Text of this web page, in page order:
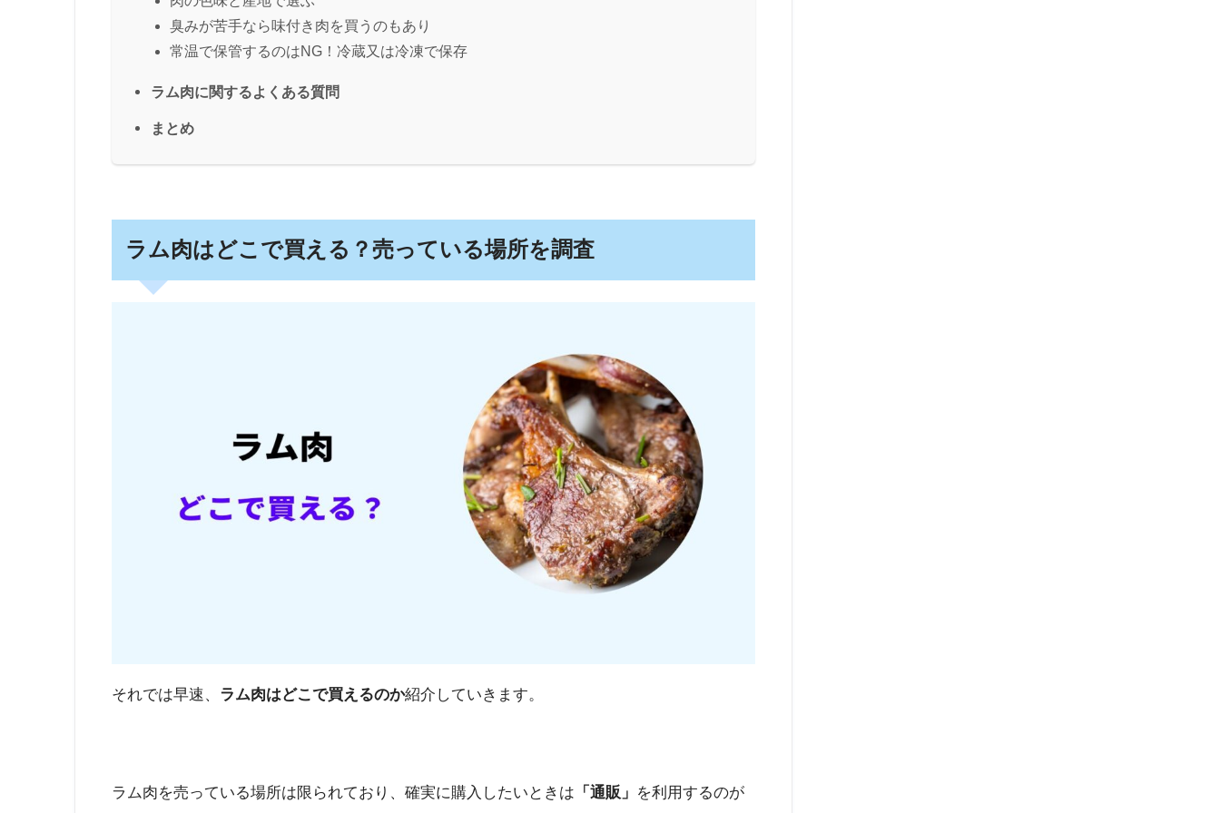
臭みが苦手なら味付き肉を買うのもあり
常温で保管するのはNG！冷蔵又は冷凍で保存
ラム肉に関するよくある質問
まとめ
ラム肉はどこで買える？売っている場所を調査
それでは早速、 ラム肉はどこで買えるのか紹介していきます。
ラム肉を売っている場所は限られており、確実に購入したいときは 「通販」 を利用するのが